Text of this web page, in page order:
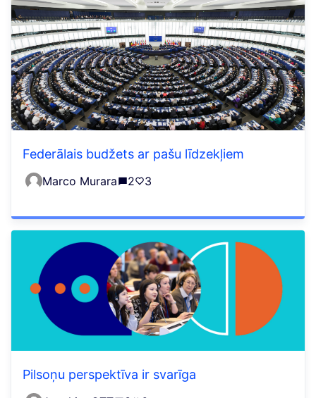
Federālais budžets ar pašu līdzekļiem
Marco Murara 2 3
Pilsoņu perspektīva ir svarīga